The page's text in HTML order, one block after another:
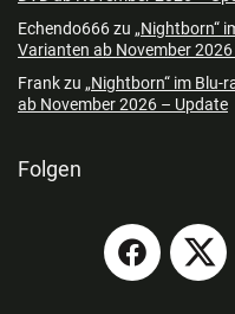
Echendo666zu „Nightborn“
Varianten ab November
Frankzu „Nightborn“ im Blu-
ab November 2026 – Update
Folgen